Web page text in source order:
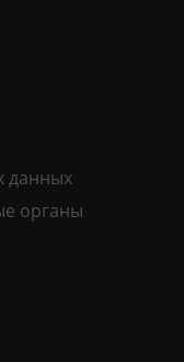
данных
органы